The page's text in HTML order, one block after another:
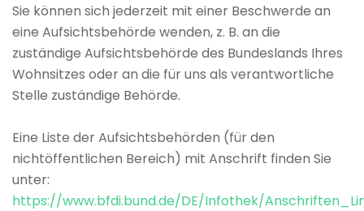
Sie können sich jederzeit mit einer Beschwerde an
eine Aufsichtsbehörde wenden, z. B. an die
zuständige Aufsichtsbehörde des Bundeslands Ihres
Wohnsitzes oder an die für uns als verantwortliche
Stelle zuständige Behörde.
Eine Liste der Aufsichtsbehörden (für den
nichtöffentlichen Bereich) mit Anschrift finden Sie
unter:
https://www.bfdi.bund.de/DE/Infothek/